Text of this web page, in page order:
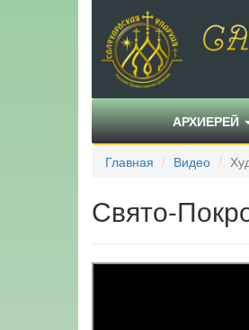
АРХИЕРЕЙ
Главная Видео
Свято-